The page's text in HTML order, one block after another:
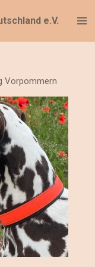
e.V.
Vorpommern